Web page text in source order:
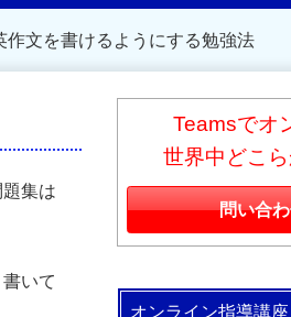
作文を書けるようにする勉強法
集は
いて
Teamsでオ
世界中どこ
問い合
オンライン指導講